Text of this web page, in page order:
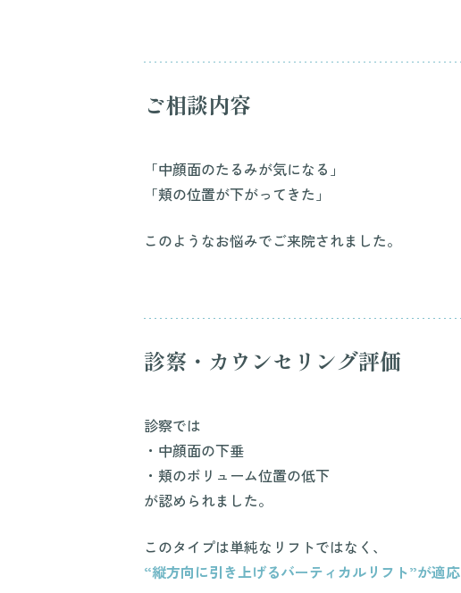
ご相談内容
「中顔面のたるみが気になる」
「頬の位置が下がってきた」
このようなお悩みでご来院されました。
診察・カウンセリング評価
診察では
・中顔面の下垂
・頬のボリューム位置の低下
が認められました。
このタイプは単純なリフトではなく、
“縦方向に引き上げるバーティカルリフト”が適応